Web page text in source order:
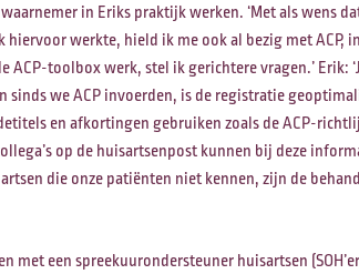
waarnemer in Eriks praktijk werken. ‘Met als wens
werkte, hield ik me ook al bezig met ACP,
ACP-toolbox werk, stel ik gerichtere vragen.’ Erik:
sinds we ACP invoerden, is de registratie
en afkortingen gebruiken zoals de ACP-
op de huisartsenpost kunnen bij deze
die onze patiënten niet kennen, zijn de
met een spreekuurondersteuner huisartsen